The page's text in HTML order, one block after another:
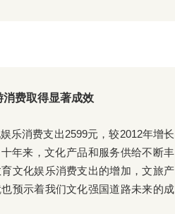
费取得显著成效
乐消费支出2599元，较2012年增长
年来，文化产品和服务供给不断丰
文化娱乐消费支出的增加，文旅产
预示着我们文化强国道路未来的成